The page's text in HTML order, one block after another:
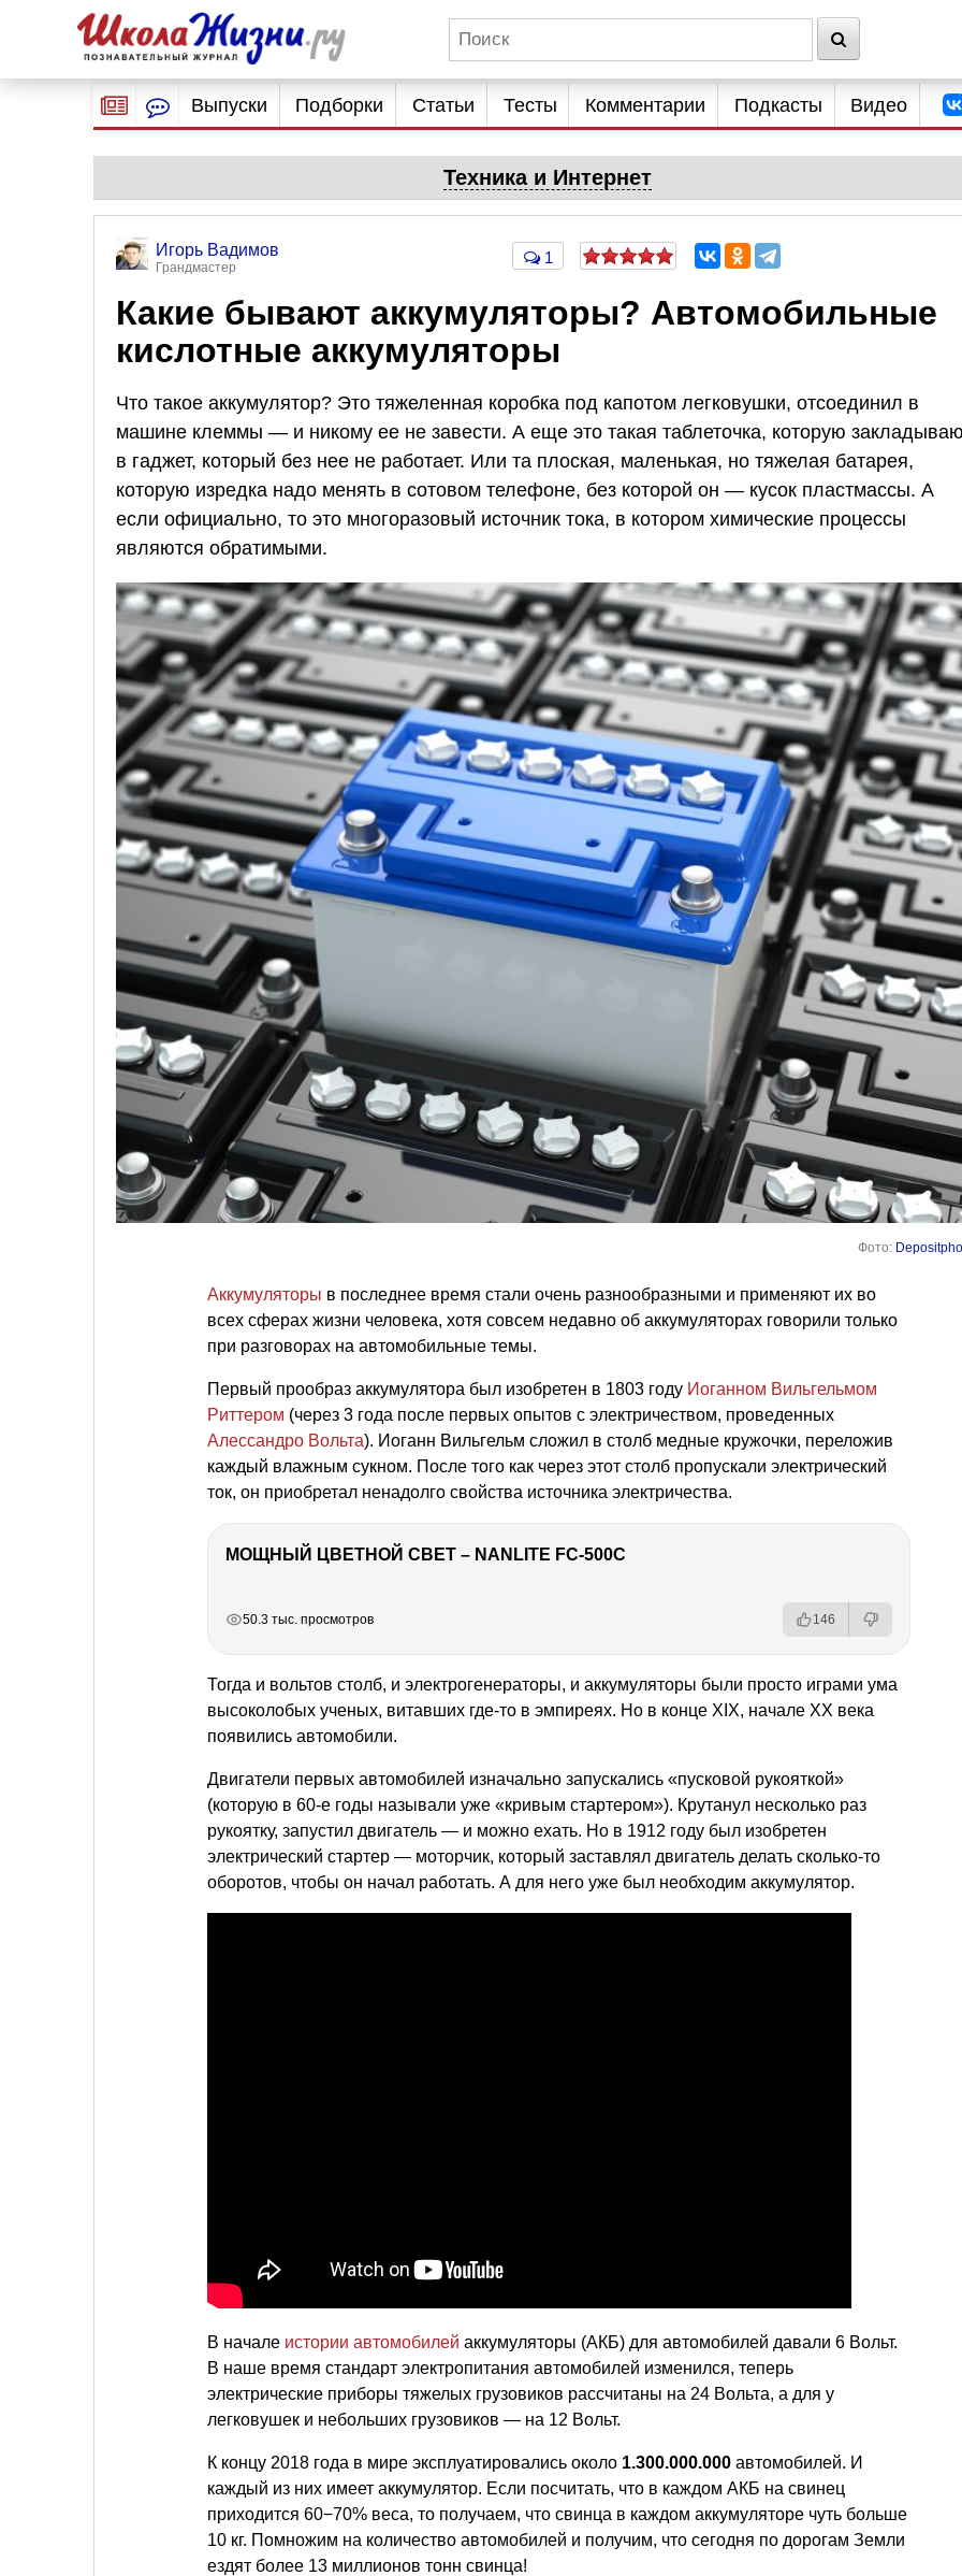
Выпуски Подборки Статьи Тесты Комментарии Подкасты Видео
Техника и Интернет
Игорь Вадимов
Грандмастер
1
Какие бывают аккумуляторы? Автомобильные
кислотные аккумуляторы
Что такое аккумулятор? Это тяжеленная коробка под капотом легковушки, отсоединил в
машине клеммы — и никому ее не завести. А еще это такая таблеточка, которую
в гаджет, который без нее не работает. Или та плоская, маленькая, но тяжелая батарея,
которую изредка надо менять в сотовом телефоне, без которой он — кусок пластмассы. А
если официально, то это многоразовый источник тока, в котором химические процессы
являются обратимыми.
Фото:
Аккумуляторы в последнее время стали очень разнообразными и применяют их во
всех сферах жизни человека, хотя совсем недавно об аккумуляторах говорили только
при разговорах на автомобильные темы.
Первый прообраз аккумулятора был изобретен в 1803 году Иоганном Вильгельмом
Риттером (через 3 года после первых опытов с электричеством, проведенных
Алессандро Вольта). Иоганн Вильгельм сложил в столб медные кружочки, переложив
каждый влажным сукном. После того как через этот столб пропускали электрический
ток, он приобретал ненадолго свойства источника электричества.
МОЩНЫЙ ЦВЕТНОЙ СВЕТ – NANLITE FC-500C
50.3 тыс. просмотров 146
Тогда и вольтов столб, и электрогенераторы, и аккумуляторы были просто играми ума
высоколобых ученых, витавших где-то в эмпиреях. Но в конце XIX, начале XX века
появились автомобили.
Двигатели первых автомобилей изначально запускались «пусковой рукояткой»
(которую в 60-е годы называли уже «кривым стартером»). Крутанул несколько раз
рукоятку, запустил двигатель — и можно ехать. Но в 1912 году был изобретен
электрический стартер — моторчик, который заставлял двигатель делать сколько-то
оборотов, чтобы он начал работать. А для него уже был необходим аккумулятор.
В начале истории автомобилей аккумуляторы (АКБ) для автомобилей давали 6 Вольт.
В наше время стандарт электропитания автомобилей изменился, теперь
электрические приборы тяжелых грузовиков рассчитаны на 24 Вольта, а для у
легковушек и небольших грузовиков — на 12 Вольт.
К концу 2018 года в мире эксплуатировались около 1.300.000.000 автомобилей. И
каждый из них имеет аккумулятор. Если посчитать, что в каждом АКБ на свинец
приходится 60−70% веса, то получаем, что свинца в каждом аккумуляторе чуть больше
10 кг. Помножим на количество автомобилей и получим, что сегодня по дорогам Земли
ездят более 13 миллионов тонн свинца!